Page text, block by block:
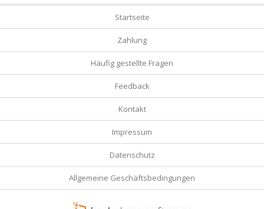
Startseite
Zahlung
Häufig gestellte Fragen
Feedback
Kontakt
Impressum
Datenschutz
Allgemeine Geschäftsbedingungen